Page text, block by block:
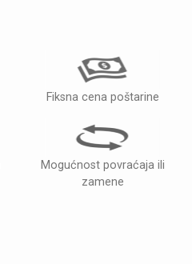
Fiksna cena poštarine
Mogućnost povraćaja ili
zamene